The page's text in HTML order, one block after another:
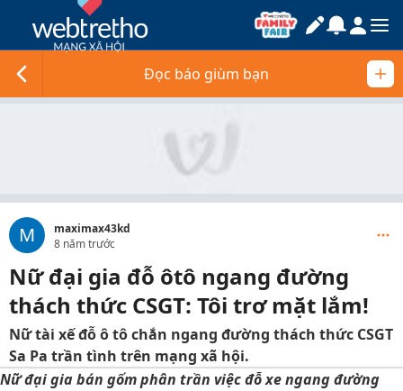
Đọc báo giùm bạn
M
maximax43kd
8 năm trước
Nữ đại gia đỗ ôtô ngang đường
thách thức CSGT: Tôi trơ mặt lắm!
Nữ tài xế đỗ ô tô chắn ngang đường thách thức CSGT
Sa Pa trần tình trên mạng xã hội.
Nữ đại gia bán gốm phân trần việc đỗ xe ngang đường